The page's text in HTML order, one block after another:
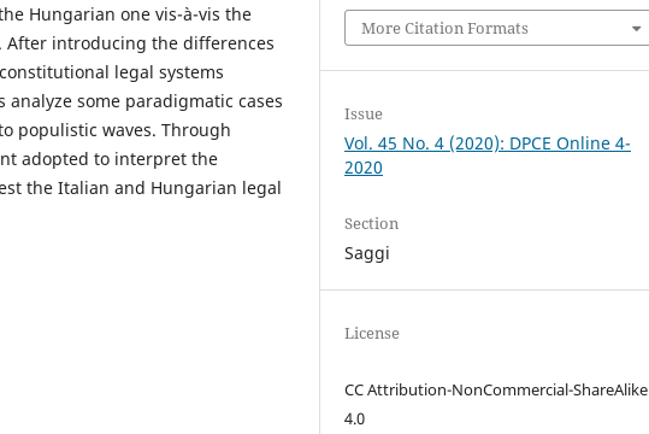
Hungarian one vis-à-vis the
After introducing the differences
legal systems
some paradigmatic cases
populistic waves. Through
adopted to interpret the
the Italian and Hungarian legal
More Citation Formats
Issue
Vol. 45 No. 4 (2020): DPCE Online 4-
2020
Section
Saggi
License
CC Attribution-NonCommercial-ShareAlike
4.0